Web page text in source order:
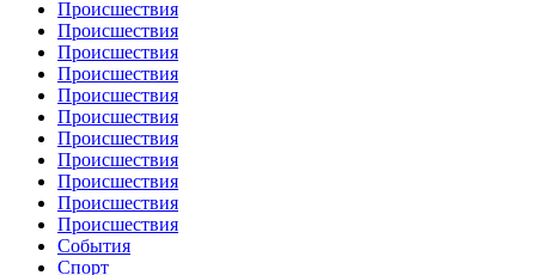
Происшествия
Происшествия
Происшествия
Происшествия
Происшествия
Происшествия
Происшествия
Происшествия
Происшествия
Происшествия
Происшествия
События
Спорт